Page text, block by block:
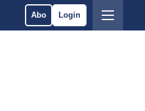
Abo Login